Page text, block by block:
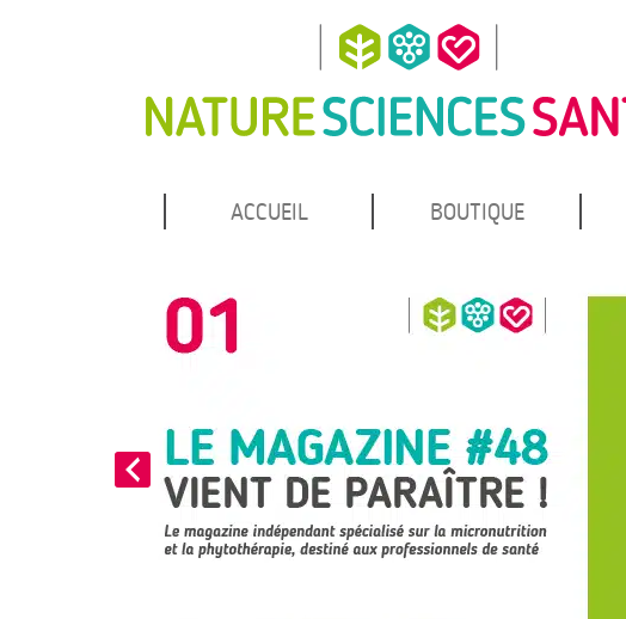
Nature Sciences Santé
ACCUEIL BOUTIQUE